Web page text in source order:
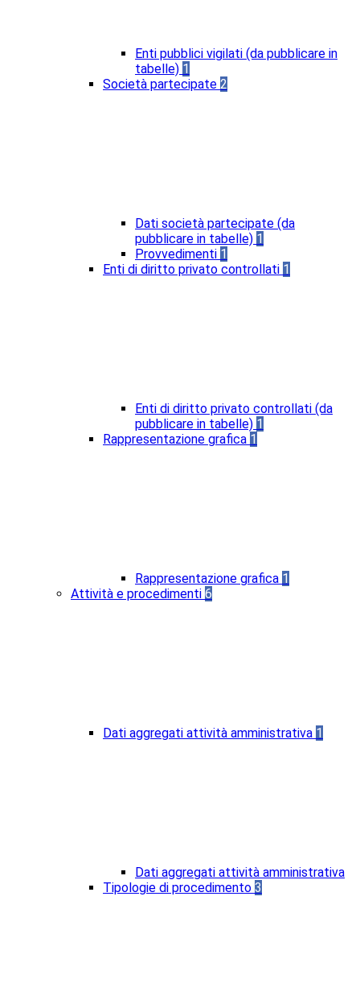
Enti pubblici vigilati (da pubblicare in
tabelle) 1
Società partecipate 2
Dati società partecipate (da
pubblicare in tabelle) 1
Provvedimenti 1
Enti di diritto privato controllati 1
Enti di diritto privato controllati (da
pubblicare in tabelle) 1
Rappresentazione grafica 1
Rappresentazione grafica 1
Attività e procedimenti 6
Dati aggregati attività amministrativa 1
Dati aggregati attività amministrativa
Tipologie di procedimento 3